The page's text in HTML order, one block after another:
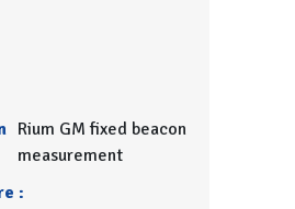
Rium GM fixed beacon
measurement
: